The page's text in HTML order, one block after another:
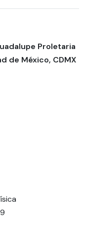
Proletaria
de México, CDMX